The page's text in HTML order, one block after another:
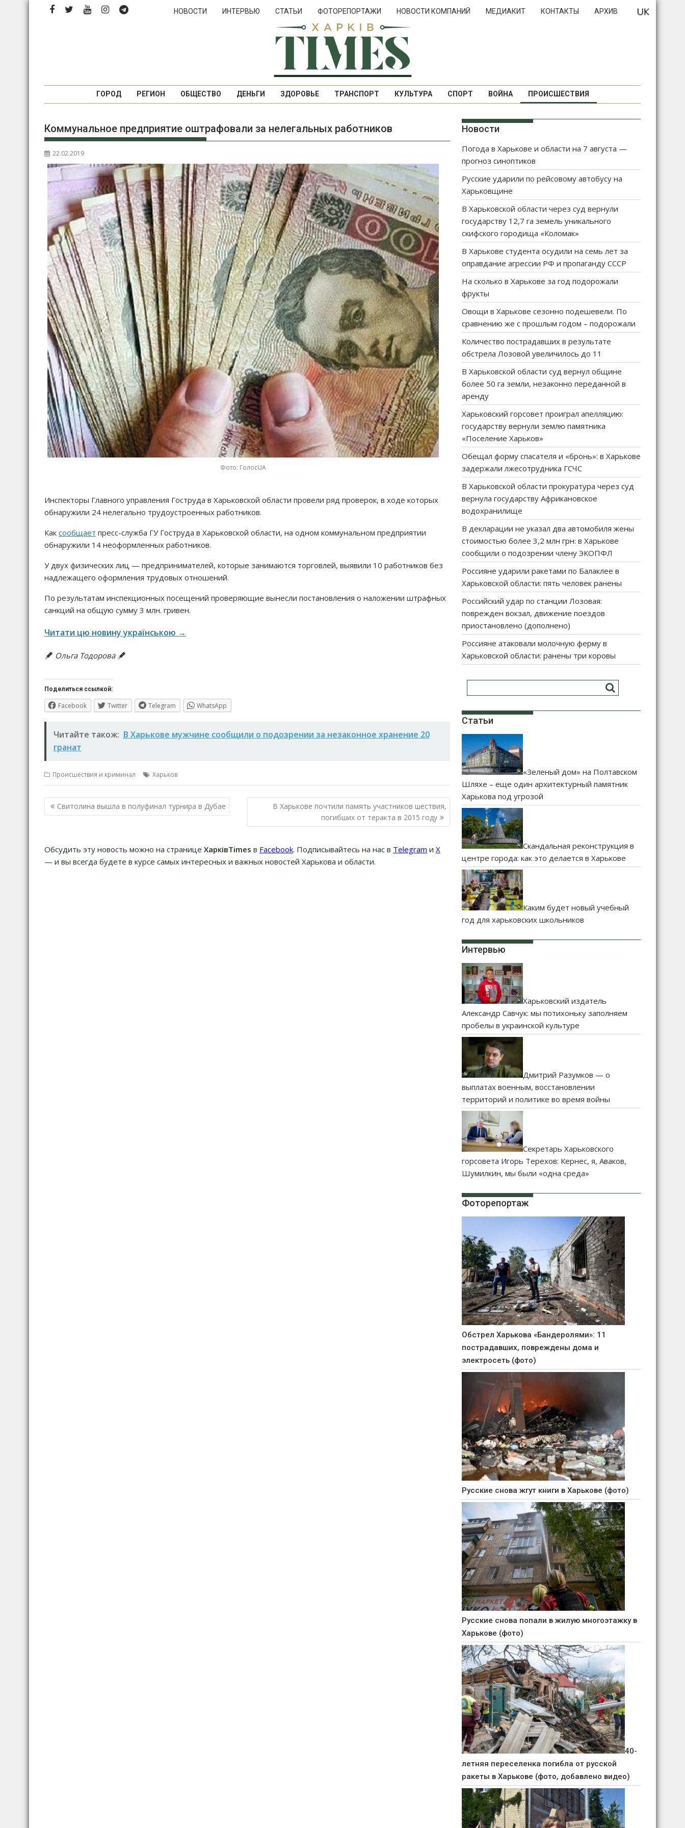
Перейти
НОВОСТИ ИНТЕРВЬЮ СТАТЬИ ФОТОРЕПОРТАЖИ НОВОСТИ КОМПАНИЙ МЕДИАКИТ КОНТАКТЫ АРХИВ
ГОРОД РЕГИОН ОБЩЕСТВО ДЕНЬГИ ЗДОРОВЬЕ ТРАНСПОРТ КУЛЬТУРА СПОРТ ВОЙНА ПРОИСШЕСТВИЯ
Коммунальное предприятие оштрафовали за нелегальных работников
22.02.2019
Фото: ГолосUA
Инспекторы Главного управления Гоструда в Харьковской области провели ряд проверок, в ходе которых
обнаружили 24 нелегально трудоустроенных работников.
Как сообщает пресс-служба ГУ Гоструда в Харьковской области, на одном коммунальном предприятии
обнаружили 14 неоформленных работников.
У двух физических лиц — предпринимателей, которые занимаются торговлей, выявили 10 работников без
надлежащего оформления трудовых отношений.
По результатам инспекционных посещений проверяющие вынесли постановления о наложении штрафных
санкций на общую сумму 3 млн. гривен.
Читати цю новину українською →
Ольга Тодорова
Поделиться ссылкой:
Facebook Twitter Telegram WhatsApp
Читайте також: В Харькове мужчине сообщили о подозрении за незаконное хранение 20
гранат
Происшествия и криминал Харьков
Навигация
по
Свитолина вышла в полуфинал турнира в Дубае
В Харькове почтили память участников шествия,
погибших от теракта в 2015 году
Обсудить эту новость можно на странице ХарківTimes в Facebook. Подписывайтесь на нас в Telegram и Х
— и вы всегда будете в курсе самых интересных и важных новостей Харькова и области.
Новости
Погода в Харькове и области на 7 августа —
прогноз синоптиков
Русские ударили по рейсовому автобусу на
Харьковщине
В Харьковской области через суд вернули
государству 12,7 га земель уникального
скифского городища «Коломак»
В Харькове студента осудили на семь лет за
оправдание агрессии РФ и пропаганду СССР
На сколько в Харькове за год подорожали
фрукты
Овощи в Харькове сезонно подешевели. По
сравнению же с прошлым годом – подорожали
Количество пострадавших в результате
обстрела Лозовой увеличилось до 11
В Харьковской области суд вернул общине
более 50 га земли, незаконно переданной в
аренду
Харьковский горсовет проиграл апелляцию:
государству вернули землю памятника
«Поселение Харьков»
Обещал форму спасателя и «бронь»: в Харькове
задержали лжесотрудника ГСЧС
В Харьковской области прокуратура через суд
вернула государству Африкановское
водохранилище
В декларации не указал два автомобиля жены
стоимостью более 3,2 млн грн: в Харькове
сообщили о подозрении члену ЭКОПФЛ
Россияне ударили ракетами по Балаклее в
Харьковской области: пять человек ранены
Российский удар по станции Лозовая:
поврежден вокзал, движение поездов
приостановлено (дополнено)
Россияне атаковали молочную ферму в
Харьковской области: ранены три коровы
Статьи
«Зеленый дом» на Полтавском
Шляхе – еще один архитектурный памятник
Харькова под угрозой
Скандальная реконструкция в
центре города: как это делается в Харькове
Каким будет новый учебный
год для харьковских школьников
Интервью
Харьковский издатель
Александр Савчук: мы потихоньку заполняем
пробелы в украинской культуре
Дмитрий Разумков — о
выплатах военным, восстановлении
территорий и политике во время войны
Секретарь Харьковского
горсовета Игорь Терехов: Кернес, я, Аваков,
Шумилкин, мы были «одна среда»
Фоторепортаж
Обстрел Харькова «Бандеролями»: 11
пострадавших, повреждены дома и
электросеть (фото)
Русские снова жгут книги в Харькове (фото)
Русские снова попали в жилую многоэтажку в
Харькове (фото)
40-
летняя переселенка погибла от русской
ракеты в Харькове (фото, добавлено видео)